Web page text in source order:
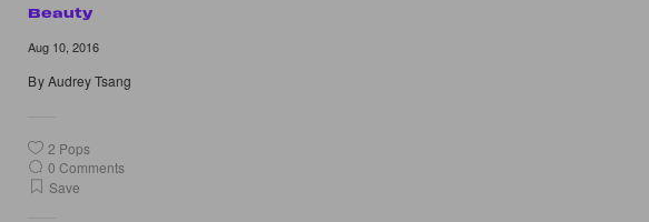
Beauty
Aug 10, 2016
ByAudrey Tsang
2 Pops
0 Comments
Save